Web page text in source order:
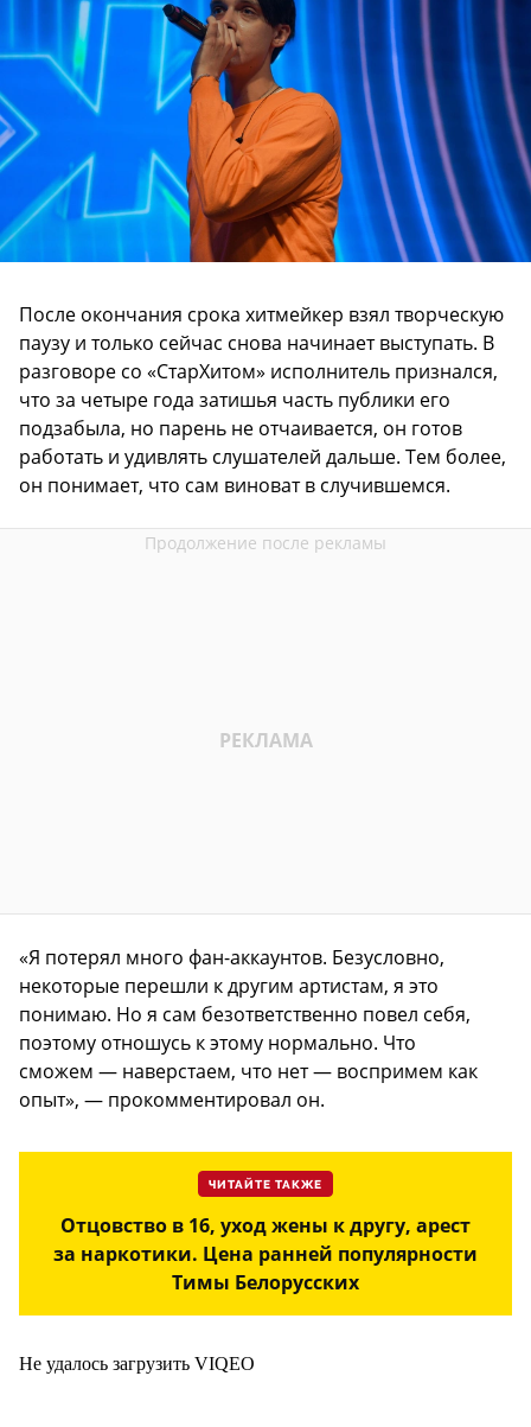
После окончания срока хитмейкер взял творческую
паузу и только сейчас снова начинает выступать. В
разговоре со «СтарХитом» исполнитель признался,
что за четыре года затишья часть публики его
подзабыла, но парень не отчаивается, он готов
работать и удивлять слушателей дальше. Тем более,
он понимает, что сам виноват в случившемся.
«Я потерял много фан-аккаунтов. Безусловно,
некоторые перешли к другим артистам, я это
понимаю. Но я сам безответственно повел себя,
поэтому отношусь к этому нормально. Что
сможем — наверстаем, что нет — воспримем как
опыт», — прокомментировал он.
ЧИТАЙТЕ ТАКЖЕ
Отцовство в 16, уход жены к другу, арест
за наркотики. Цена ранней популярности
Тимы Белорусских
Не удалось загрузить VIQEO